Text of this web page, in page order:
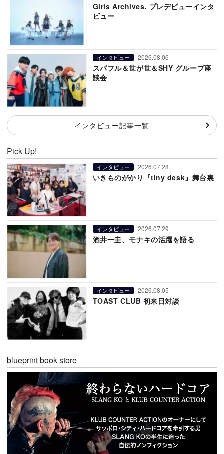
Girls Archives. プレデビューインタ
ビュー
インタビュー 2026.08.06
スパフル＆世が世＆SHY グループ座
談会
インタビュー記事一覧
Pick Up!
インタビュー 2026.07.28
いきものがかり『tiny desk』舞台裏
インタビュー 2026.07.29
酒井一圭、モナキの活躍を語る
インタビュー 2026.08.05
TOAST CLUB 初来日対談
blueprint book store